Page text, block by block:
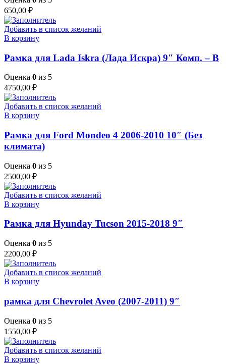
650,00 ₽
Добавить в список желаний
В корзину
Рамка для Lada Iskra (Лада Искра) 9″ Комп. – B
Оценка 0 из 5
4750,00 ₽
Добавить в список желаний
В корзину
Рамка для Ford Mondeo 4 2006-2010 10″ (Без
климата)
Оценка 0 из 5
2500,00 ₽
Добавить в список желаний
В корзину
Рамка для Hyunday Tucson 2015-2018 9″
Оценка 0 из 5
2200,00 ₽
Добавить в список желаний
В корзину
рамка для Chevrolet Aveo (2007-2011) 9″
Оценка 0 из 5
1550,00 ₽
Добавить в список желаний
В корзину